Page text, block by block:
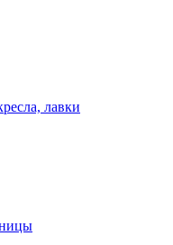
лавки